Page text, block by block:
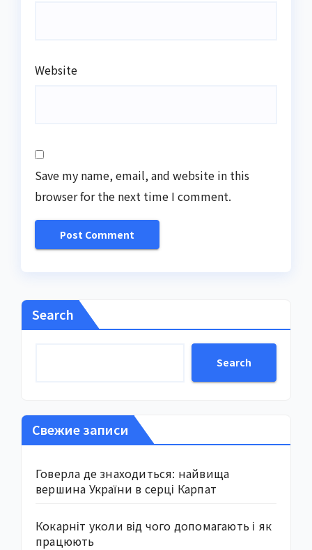
Website
Save my name, email, and website in this
browser for the next time I comment.
Search
Search
Свежие записи
Говерла де знаходиться: найвища
вершина України в серці Карпат
Кокарніт уколи від чого допомагають і як
працюють